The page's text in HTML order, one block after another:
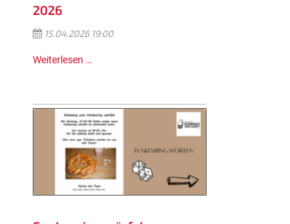
2026
15.04.2026 19:00
Weiterlesen …